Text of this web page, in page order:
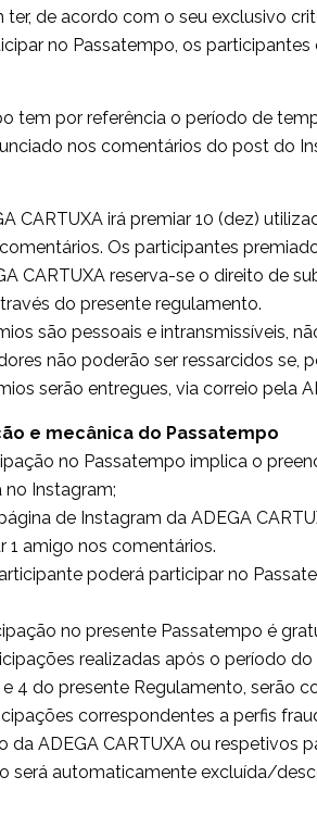
ter, de acordo com o seu exclusivo
no Passatempo, os
tem por referência o período de
nos comentários do post do
CARTUXA irá premiar 10 (dez)
Os participantes
CARTUXA reserva-se o direito de
do presente regulamento.
são pessoais e intransmissíveis,
não poderão ser ressarcidos se,
serão entregues, via correio pela
e mecânica do Passatempo
no Passatempo implica o
no Instagram;
de Instagram da ADEGA
1 amigo nos comentários.
poderá participar no
no presente Passatempo é
realizadas após o período
4 do presente Regulamento, serão
correspondentes a perfis
da ADEGA CARTUXA ou
será automaticamente excluída/